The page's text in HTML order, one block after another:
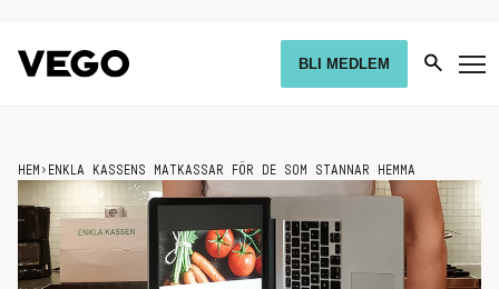
BLI MEDLEM
HEM › ENKLA KASSENS MATKASSAR FÖR DE SOM STANNAR HEMMA